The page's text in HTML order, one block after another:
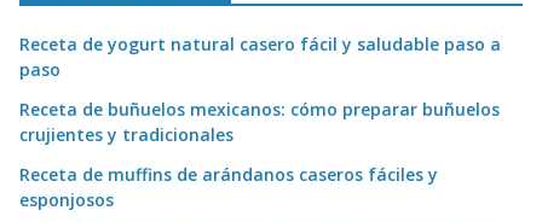
Receta de yogurt natural casero fácil y saludable paso a
paso
Receta de buñuelos mexicanos: cómo preparar buñuelos
crujientes y tradicionales
Receta de muffins de arándanos caseros fáciles y
esponjosos